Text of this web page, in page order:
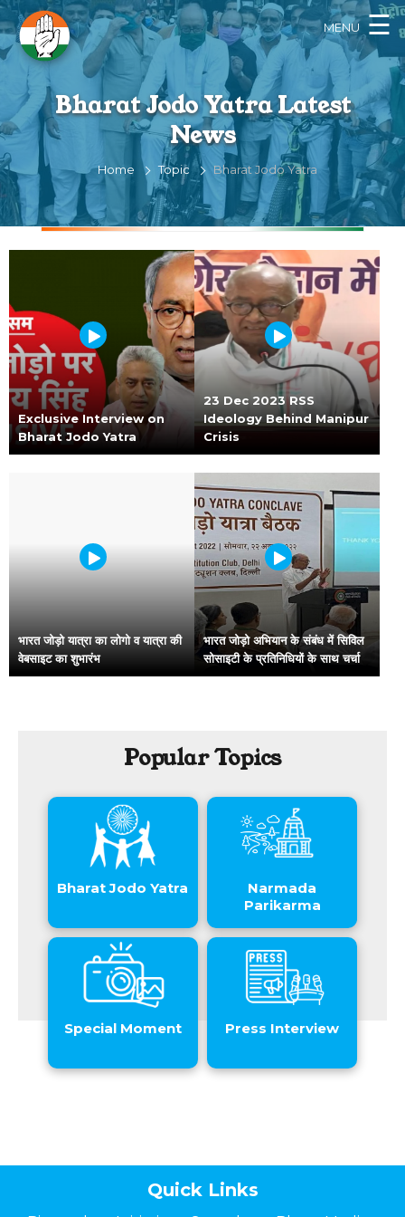
MENU☰
×
Bharat Jodo Yatra Latest
News
Home Topic Bharat Jodo Yatra
Exclusive Interview on
Bharat Jodo Yatra
23 Dec 2023 RSS
Ideology Behind Manipur
Crisis
भारत जोड़ो यात्रा का लोगो व यात्रा की
वेबसाइट का शुभारंभ
भारत जोड़ो अभियान के संबंध में सिविल
सोसाइटी के प्रतिनिधियों के साथ चर्चा
Popular Topics
Bharat Jodo Yatra
Narmada
Parikarma
Special Moment Press Interview
Quick Links